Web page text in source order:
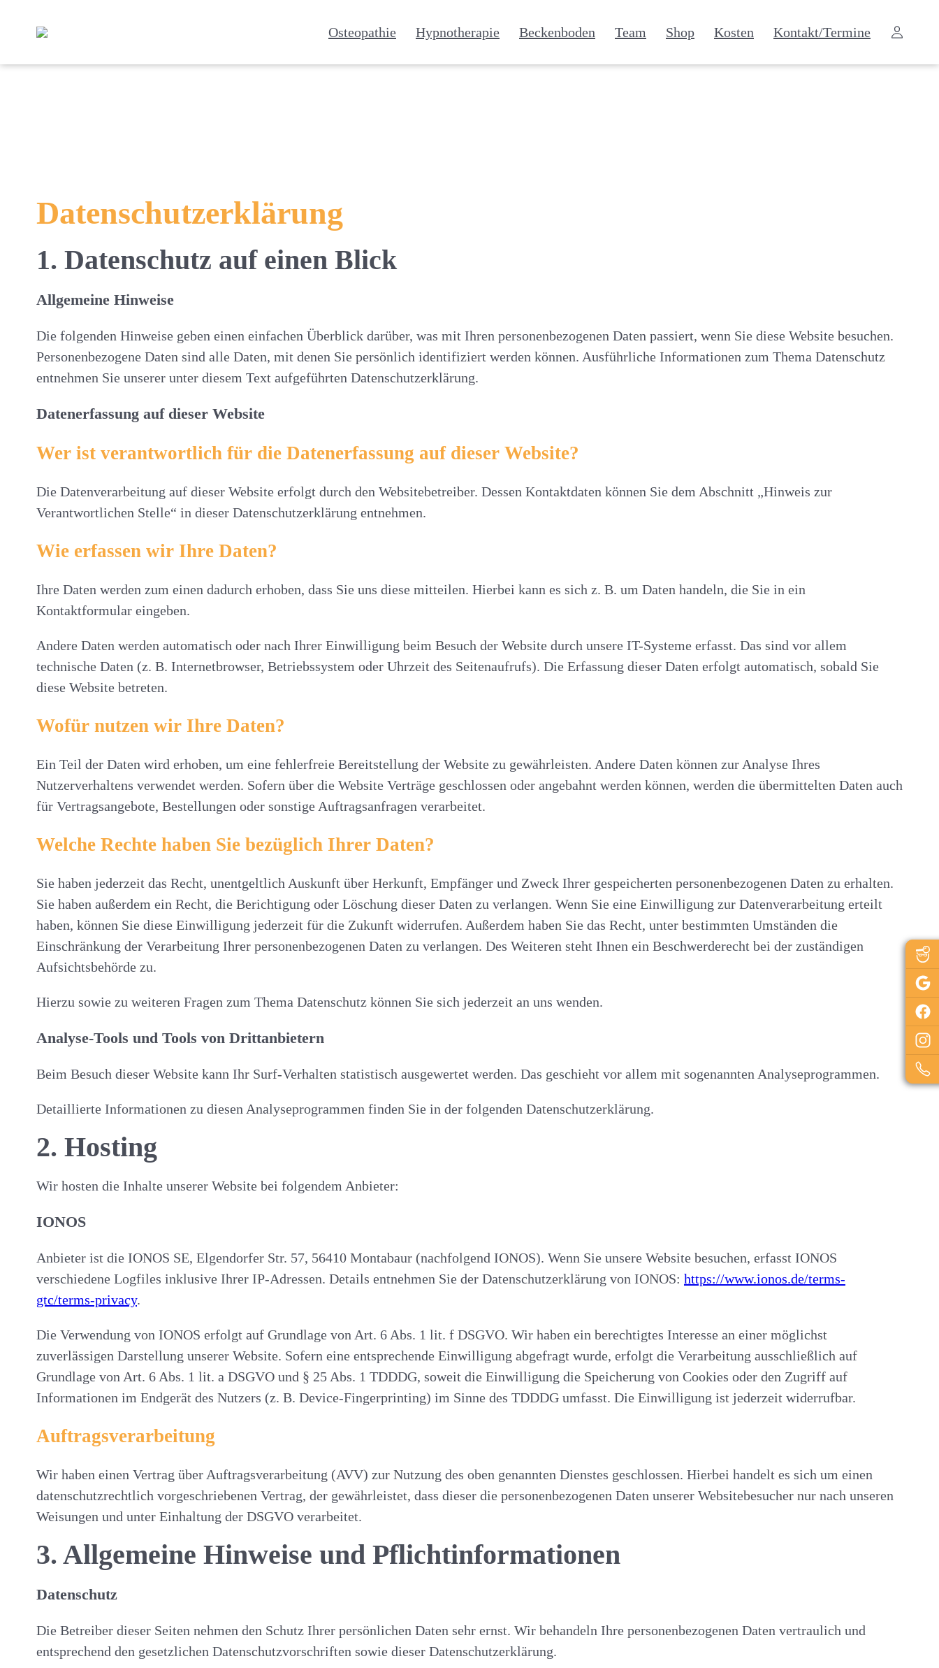
Hauptmenü
Hauptinhalt
Osteopathie Hypnotherapie Beckenboden Team Shop Kosten Kontakt/Termine
Datenschutz­erklärung
1. Datenschutz auf einen Blick
Allgemeine Hinweise
Die folgenden Hinweise geben einen einfachen Überblick darüber, was mit Ihren personenbezogenen Daten passiert, wenn Sie diese Website besuchen.
Personenbezogene Daten sind alle Daten, mit denen Sie persönlich identifiziert werden können. Ausführliche Informationen zum Thema Datenschutz
entnehmen Sie unserer unter diesem Text aufgeführten Datenschutzerklärung.
Datenerfassung auf dieser Website
Wer ist verantwortlich für die Datenerfassung auf dieser Website?
Die Datenverarbeitung auf dieser Website erfolgt durch den Websitebetreiber. Dessen Kontaktdaten können Sie dem Abschnitt „Hinweis zur
Verantwortlichen Stelle“ in dieser Datenschutzerklärung entnehmen.
Wie erfassen wir Ihre Daten?
Ihre Daten werden zum einen dadurch erhoben, dass Sie uns diese mitteilen. Hierbei kann es sich z. B. um Daten handeln, die Sie in ein
Kontaktformular eingeben.
Andere Daten werden automatisch oder nach Ihrer Einwilligung beim Besuch der Website durch unsere IT-Systeme erfasst. Das sind vor allem
technische Daten (z. B. Internetbrowser, Betriebssystem oder Uhrzeit des Seitenaufrufs). Die Erfassung dieser Daten erfolgt automatisch, sobald Sie
diese Website betreten.
Wofür nutzen wir Ihre Daten?
Ein Teil der Daten wird erhoben, um eine fehlerfreie Bereitstellung der Website zu gewährleisten. Andere Daten können zur Analyse Ihres
Nutzerverhaltens verwendet werden. Sofern über die Website Verträge geschlossen oder angebahnt werden können, werden die übermittelten Daten auch
für Vertragsangebote, Bestellungen oder sonstige Auftragsanfragen verarbeitet.
Welche Rechte haben Sie bezüglich Ihrer Daten?
Sie haben jederzeit das Recht, unentgeltlich Auskunft über Herkunft, Empfänger und Zweck Ihrer gespeicherten personenbezogenen Daten zu erhalten.
Sie haben außerdem ein Recht, die Berichtigung oder Löschung dieser Daten zu verlangen. Wenn Sie eine Einwilligung zur Datenverarbeitung erteilt
haben, können Sie diese Einwilligung jederzeit für die Zukunft widerrufen. Außerdem haben Sie das Recht, unter bestimmten Umständen die
Einschränkung der Verarbeitung Ihrer personenbezogenen Daten zu verlangen. Des Weiteren steht Ihnen ein Beschwerderecht bei der zuständigen
Aufsichtsbehörde zu.
Hierzu sowie zu weiteren Fragen zum Thema Datenschutz können Sie sich jederzeit an uns wenden.
Analyse-Tools und Tools von Dritt­anbietern
Beim Besuch dieser Website kann Ihr Surf-Verhalten statistisch ausgewertet werden. Das geschieht vor allem mit sogenannten Analyseprogrammen.
Detaillierte Informationen zu diesen Analyseprogrammen finden Sie in der folgenden Datenschutzerklärung.
2. Hosting
Wir hosten die Inhalte unserer Website bei folgendem Anbieter:
IONOS
Anbieter ist die IONOS SE, Elgendorfer Str. 57, 56410 Montabaur (nachfolgend IONOS). Wenn Sie unsere Website besuchen, erfasst IONOS
verschiedene Logfiles inklusive Ihrer IP-Adressen. Details entnehmen Sie der Datenschutzerklärung von IONOS: https://www.ionos.de/terms-
gtc/terms-privacy.
Die Verwendung von IONOS erfolgt auf Grundlage von Art. 6 Abs. 1 lit. f DSGVO. Wir haben ein berechtigtes Interesse an einer möglichst
zuverlässigen Darstellung unserer Website. Sofern eine entsprechende Einwilligung abgefragt wurde, erfolgt die Verarbeitung ausschließlich auf
Grundlage von Art. 6 Abs. 1 lit. a DSGVO und § 25 Abs. 1 TDDDG, soweit die Einwilligung die Speicherung von Cookies oder den Zugriff auf
Informationen im Endgerät des Nutzers (z. B. Device-Fingerprinting) im Sinne des TDDDG umfasst. Die Einwilligung ist jederzeit widerrufbar.
Auftragsverarbeitung
Wir haben einen Vertrag über Auftragsverarbeitung (AVV) zur Nutzung des oben genannten Dienstes geschlossen. Hierbei handelt es sich um einen
datenschutzrechtlich vorgeschriebenen Vertrag, der gewährleistet, dass dieser die personenbezogenen Daten unserer Websitebesucher nur nach unseren
Weisungen und unter Einhaltung der DSGVO verarbeitet.
3. Allgemeine Hinweise und Pflicht­informationen
Datenschutz
Die Betreiber dieser Seiten nehmen den Schutz Ihrer persönlichen Daten sehr ernst. Wir behandeln Ihre personenbezogenen Daten vertraulich und
entsprechend den gesetzlichen Datenschutzvorschriften sowie dieser Datenschutzerklärung.